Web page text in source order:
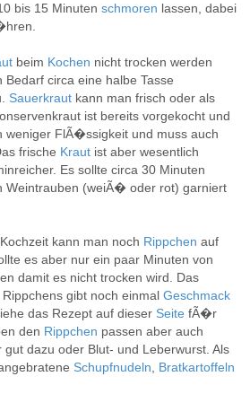
bis 15 Minuten schmoren lassen, dabei
beim Kochen nicht trocken werden
circa eine halbe Tasse
Sauerkraut kann man frisch oder als
ist bereits vorgekocht und
FlÃ�ssigkeit und muss auch
frische Kraut ist aber wesentlich
Es sollte circa 30 Minuten
Weintrauben (weiÃ� oder rot) garniert
kann man noch Rippchen auf
es aber nur ein paar Minuten von
damit es nicht trocken wird. Das
Rippchens gibt noch einmal Geschmack
das Rezept auf dieser Seite fÃ�r
den Rippchen passen aber auch
dazu oder Blut- und Leberwurst. Als
Schupfnudeln
Bratkartoffeln